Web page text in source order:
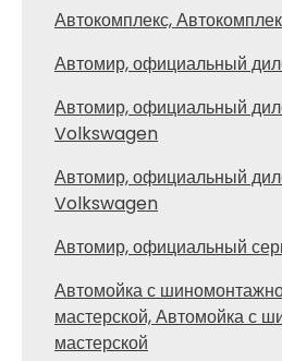
Автокомплекс,
Автомир, официальный
Автомир, официальный
Volkswagen
Автомир, официальный
Volkswagen
Автомир, официальный
Автомойка с
мастерской, Автомойка с
мастерской